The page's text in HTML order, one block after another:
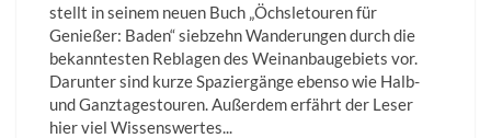
stellt in seinem neuen Buch „Öchsletouren für
Genießer: Baden“ siebzehn Wanderungen durch die
bekanntesten Reblagen des Weinanbaugebiets vor.
Darunter sind kurze Spaziergänge ebenso wie Halb-
und Ganztagestouren. Außerdem erfährt der Leser
hier viel Wissenswertes...